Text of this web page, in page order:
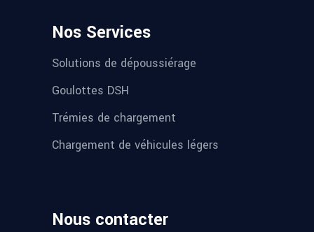
Nos Services
Solutions de dépoussiérage
Goulottes DSH
Trémies de chargement
Chargement de véhicules légers
Nous contacter